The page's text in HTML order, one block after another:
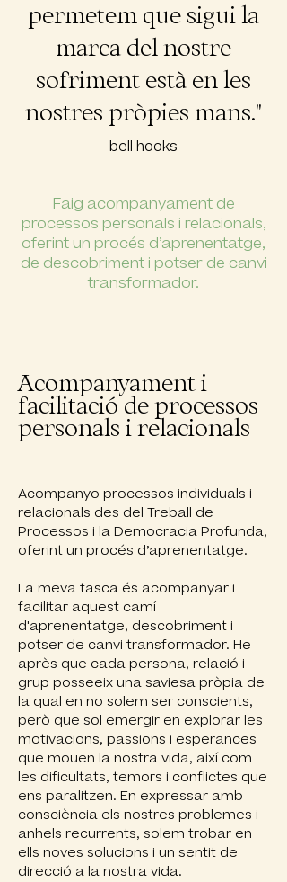
Acompanyo processos individuals i
relacionals des del Treball de
Processos i la Democracia Profunda,
oferint un procés d’aprenentatge.
La meva tasca és acompanyar i
facilitar aquest camí
d'aprenentatge, descobriment i
potser de canvi transformador. He
après que cada persona, relació i
grup posseeix una saviesa pròpia de
la qual en no solem ser conscients,
però que sol emergir en explorar les
motivacions, passions i esperances
que mouen la nostra vida, així com
les dificultats, temors i conflictes que
ens paralitzen. En expressar amb
consciència els nostres problemes i
anhels recurrents, solem trobar en
ells noves solucions i un sentit de
direcció a la nostra vida.
permetem que sigui la
marca del nostre
sofriment està en les
nostres pròpies mans."
bell hooks
Faig acompanyament de
processos personals i relacionals,
oferint un procés d’aprenentatge,
de descobriment i potser de canvi
transformador.
Acompanyament i
facilitació de processos
personals i relacionals